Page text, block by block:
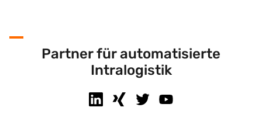
Partner für automatisierte
Intralogistik